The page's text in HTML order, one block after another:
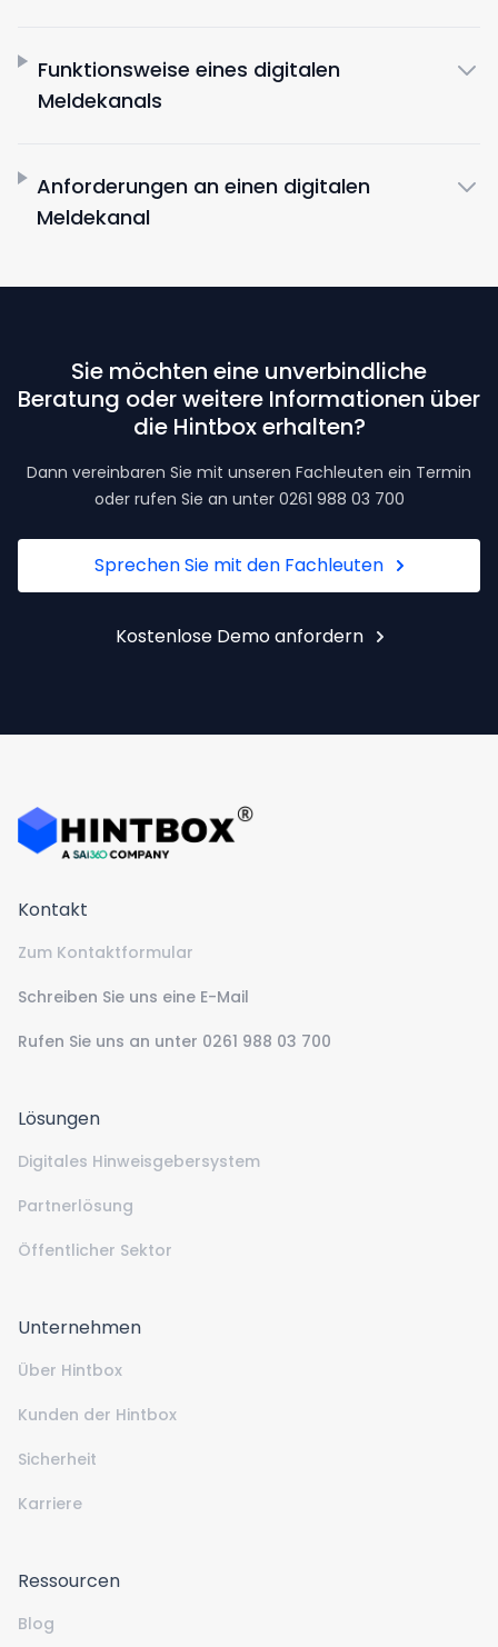
Funktionsweise eines digitalen
Meldekanals
Anforderungen an einen digitalen
Meldekanal
Sie möchten eine unverbindliche
Beratung oder weitere Informationen über
die Hintbox erhalten?
Dann vereinbaren Sie mit unseren Fachleuten ein Termin
oder rufen Sie an unter 0261 988 03 700
Sprechen Sie mit den Fachleuten
Kostenlose Demo anfordern
Hintbox Logo Registered
Kontakt
Zum Kontaktformular
Schreiben Sie uns eine E-Mail
Rufen Sie uns an unter 0261 988 03 700
Lösungen
Digitales Hinweisgebersystem
Partnerlösung
Öffentlicher Sektor
Unternehmen
Über Hintbox
Kunden der Hintbox
Sicherheit
Karriere
Ressourcen
Blog